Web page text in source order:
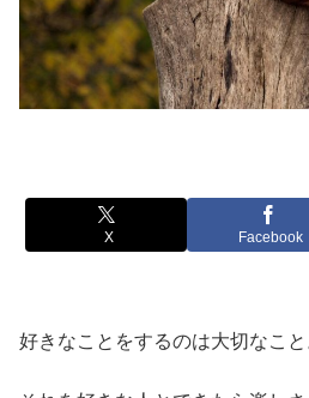
X Facebook
好きなことをするのは大切なこと